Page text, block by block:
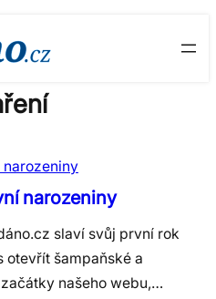
narozeniny
slaví svůj první rok
otevřít šampaňské a
našeho webu,…